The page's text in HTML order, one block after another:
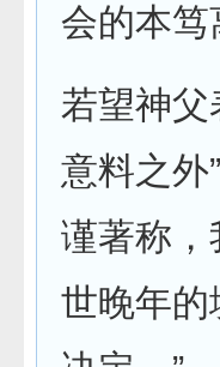
会的本
若望神父
意料之外
谨著称，
世晚年的